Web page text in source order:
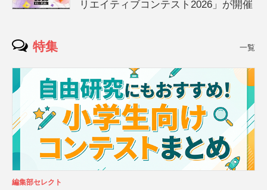
リエイティブコンテスト2026」が開催
特集 一覧
編集部セレクト